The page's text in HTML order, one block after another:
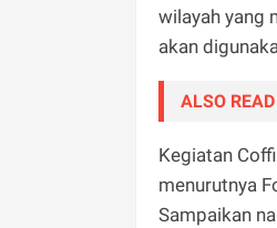
wilayah yang
akan
ALSO
Kegiatan
menurutnya
Sampaikan